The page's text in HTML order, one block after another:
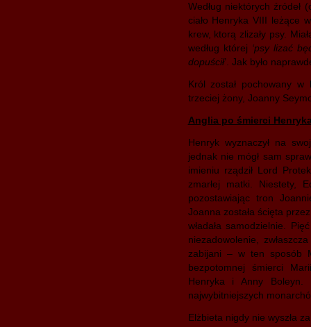
Według niektórych
ciało Henryka VIII leżące
krew, ktorą zlizały psy.
według której ‘psy lizać
dopuścił’. Jak było
Król został pochowany w
trzeciej żony, Joanny
Anglia po śmierci
Henryk wyznaczył na
jednak nie mógł sam
imieniu rządził Lord
zmarłej matki. Niestety,
pozostawiając tron
Joanna została ścięta
władała samodzielnie.
niezadowolenie,
zabijani – w ten sposób
bezpotomnej śmierci
Henryka i Anny
najwybitniejszych
Elżbieta nigdy nie wyszła